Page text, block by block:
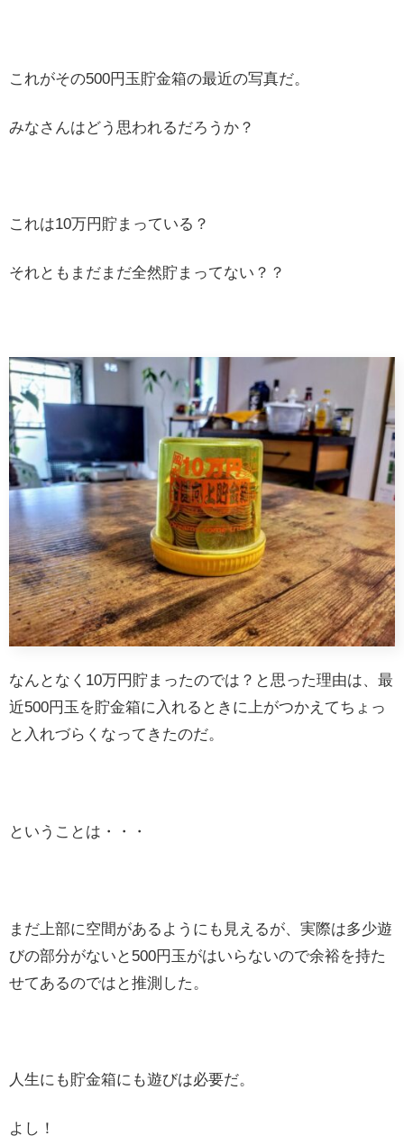
これがその500円玉貯金箱の最近の写真だ。
みなさんはどう思われるだろうか？
これは10万円貯まっている？
それともまだまだ全然貯まってない？？
なんとなく10万円貯まったのでは？と思った理由は、最
近500円玉を貯金箱に入れるときに上がつかえてちょっ
と入れづらくなってきたのだ。
ということは・・・
まだ上部に空間があるようにも見えるが、実際は多少遊
びの部分がないと500円玉がはいらないので余裕を持た
せてあるのではと推測した。
人生にも貯金箱にも遊びは必要だ。
よし！